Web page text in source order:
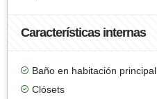
Características internas
Baño en habitación principal
Clósets